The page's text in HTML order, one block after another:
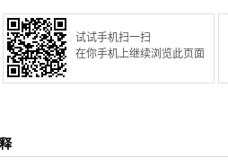
试试手机扫一扫
在你手机上继续浏览此页面